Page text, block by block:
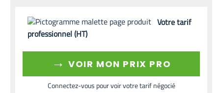
Votre tarif
professionnel (HT)
→ VOIR MON PRIX PRO
Connectez-vous pour voir votre tarif négocié